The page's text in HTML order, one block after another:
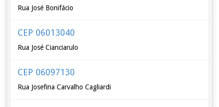
Rua José Bonifácio
CEP 06013040
Rua José Cianciarulo
CEP 06097130
Rua Josefina Carvalho Cagliardi